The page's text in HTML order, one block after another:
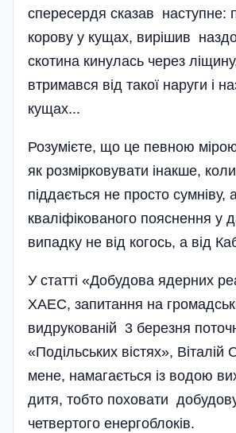
спересердя сказав наступне:
корову у кущах, вирішив
скотина кинулась через
втримався від такої наруги і
кущах...
Розумієте, що це певною
як розмірковувати інакше,
піддається не просто сумніву,
кваліфі­кованого пояснення у
випадку не від когось, а від
У статті «Добудова ядерних
ХАЕС, запитання на
видрукованій 3 березня
«Поді­льських вістях», Віталій
мене, намагається із водою
дитя, тобто поховати добудову
четвертого енергоблоків.